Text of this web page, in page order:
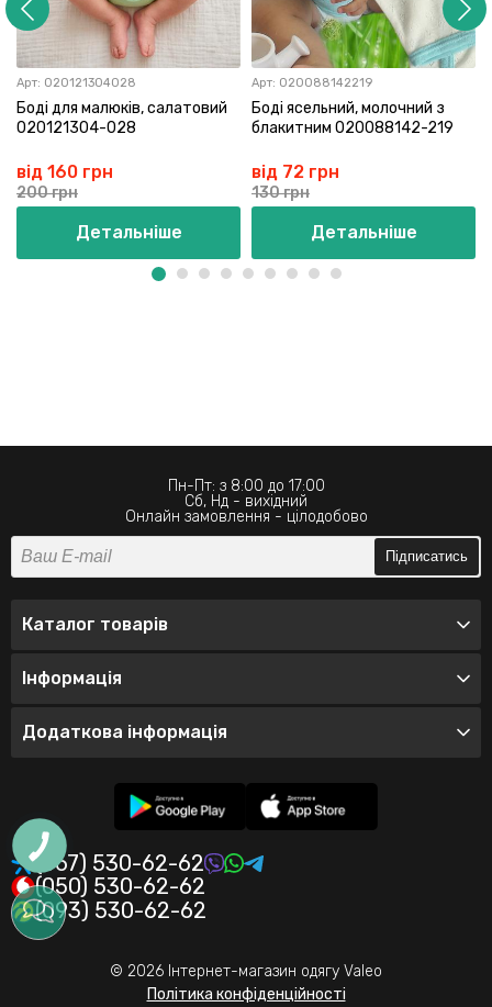
Арт: 020121304028
Боді для малюків, салатовий
020121304-028
від 160 грн
200 грн
Детальніше
Арт: 020088142219
Боді ясельний, молочний з
блакитним 020088142-219
від 72 грн
130 грн
Детальніше
Пн-Пт: з 8:00 до 17:00
Сб, Нд - вихідний
Онлайн замовлення - цілодобово
Підписатись
Каталог товарів
Інформація
Додаткова інформація
(067) 530-62-62
(050) 530-62-62
(093) 530-62-62
© 2026 Інтернет-магазин одягу Valeo
Політика конфіденційності